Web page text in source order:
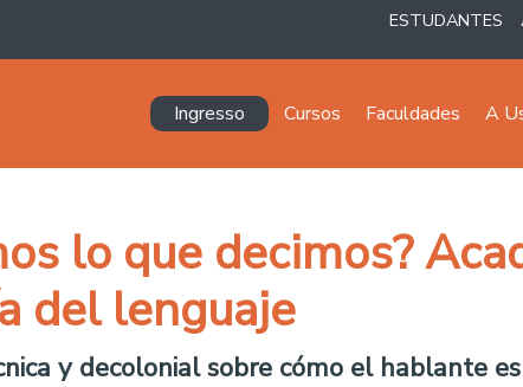
ESTUDANTES
Navegación principal
Ingresso Cursos Faculdades A
lo que decimos?
del lenguaje
y decolonial sobre cómo el hablante